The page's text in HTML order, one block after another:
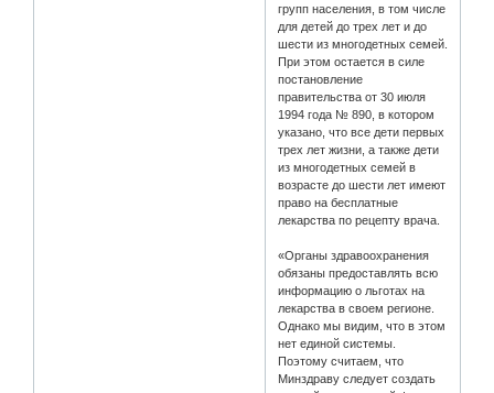
групп населения, в том числе
для детей до трех лет и до
шести из многодетных семей.
При этом остается в силе
постановление
правительства от 30 июля
1994 года № 890, в котором
указано, что все дети первых
трех лет жизни, а также дети
из многодетных семей в
возрасте до шести лет имеют
право на бесплатные
лекарства по рецепту врача.
«Органы здравоохранения
обязаны предоставлять всю
информацию о льготах на
лекарства в своем регионе.
Однако мы видим, что в этом
нет единой системы.
Поэтому считаем, что
Минздраву следует создать